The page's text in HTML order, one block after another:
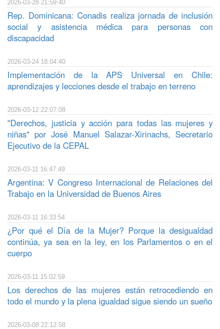
2026-03-28 21:59:40
Rep. Dominicana: Conadis realiza jornada de inclusión
social y asistencia médica para personas con
discapacidad
2026-03-24 18:04:40
Implementación de la APS Universal en Chile:
aprendizajes y lecciones desde el trabajo en terreno
2026-03-12 22:07:08
"Derechos, justicia y acción para todas las mujeres y
niñas" por José Manuel Salazar-Xirinachs, Secretario
Ejecutivo de la CEPAL
2026-03-11 16:47:49
Argentina: V Congreso Internacional de Relaciones del
Trabajo en la Universidad de Buenos Aires
2026-03-11 16:33:54
¿Por qué el Día de la Mujer? Porque la desigualdad
continúa, ya sea en la ley, en los Parlamentos o en el
cuerpo
2026-03-11 15:02:59
Los derechos de las mujeres están retrocediendo en
todo el mundo y la plena igualdad sigue siendo un sueño
2026-03-08 22:12:58